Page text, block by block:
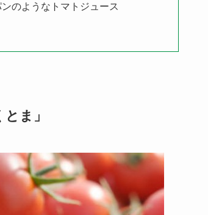
のようなトマトジュース
ま」